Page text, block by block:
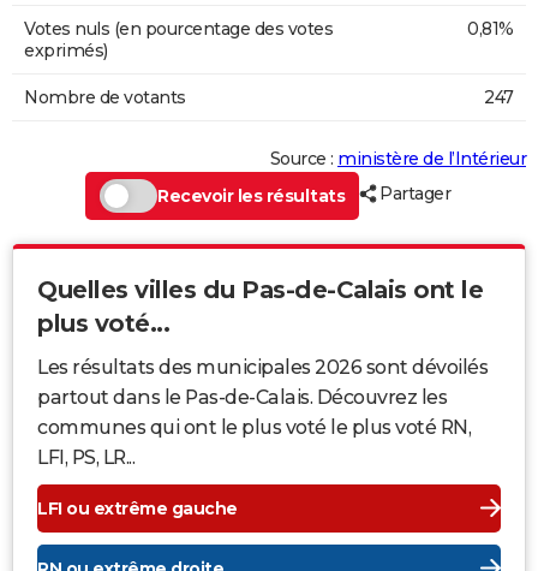
Votes nuls (en pourcentage des votes
exprimés)
0,81%
Nombre de votants 247
Source : ministère de l’Intérieur
Recevoir les résultats
Partager
Quelles villes du Pas-de-Calais ont le
plus voté...
Les résultats des municipales 2026 sont dévoilés
partout dans le Pas-de-Calais. Découvrez les
communes qui ont le plus voté le plus voté RN,
LFI, PS, LR...
LFI ou extrême gauche